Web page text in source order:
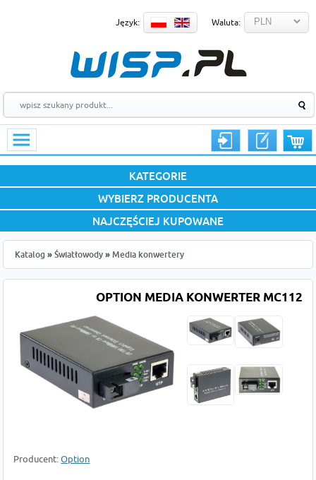
Język: Waluta:
KATEGORIE
WYBIERZ PRODUCENTA
NAJCZĘŚCIEJ KUPOWANE
Katalog » Światłowody » Media konwertery
OPTION MEDIA KONWERTER MC112
Producent:Option